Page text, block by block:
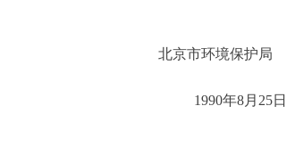
北京市环境保护局
1990年8月25日